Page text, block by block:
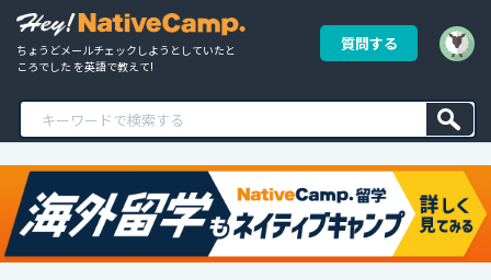
ちょうどメールチェックしようとしていたと
ころでした を英語で教えて!
質問する